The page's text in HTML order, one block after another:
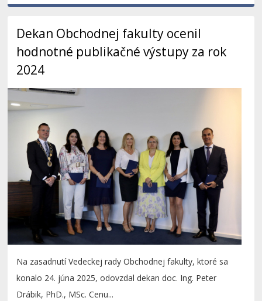
Dekan Obchodnej fakulty ocenil
hodnotné publikačné výstupy za rok
2024
Na zasadnutí Vedeckej rady Obchodnej fakulty, ktoré sa
konalo 24. júna 2025, odovzdal dekan doc. Ing. Peter
Drábik, PhD., MSc. Cenu...